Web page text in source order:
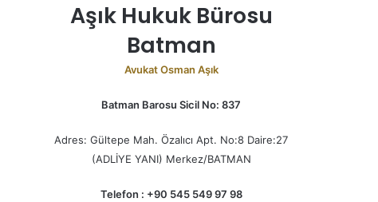
Aşık Hukuk Bürosu
Batman
Avukat Osman Aşık
Batman Barosu Sicil No: 837
Adres: Gültepe Mah. Özalıcı Apt. No:8 Daire:27
(ADLİYE YANI) Merkez/BATMAN
Telefon : +90 545 549 97 98